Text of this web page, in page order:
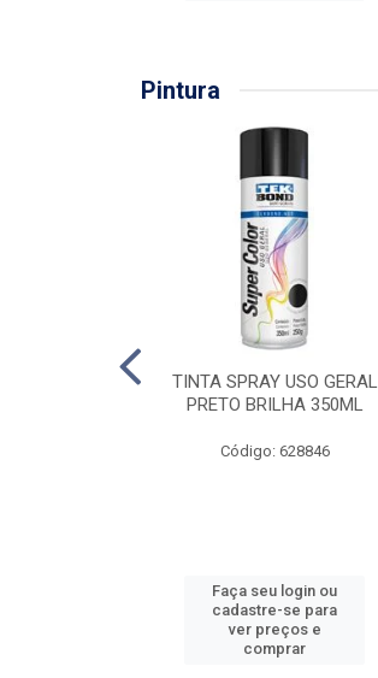
Pintura
TINTA SPRAY USO GERAL
PRETO BRILHA 350ML
Código: 628846
Faça seu login ou
cadastre-se para
ver preços e
comprar